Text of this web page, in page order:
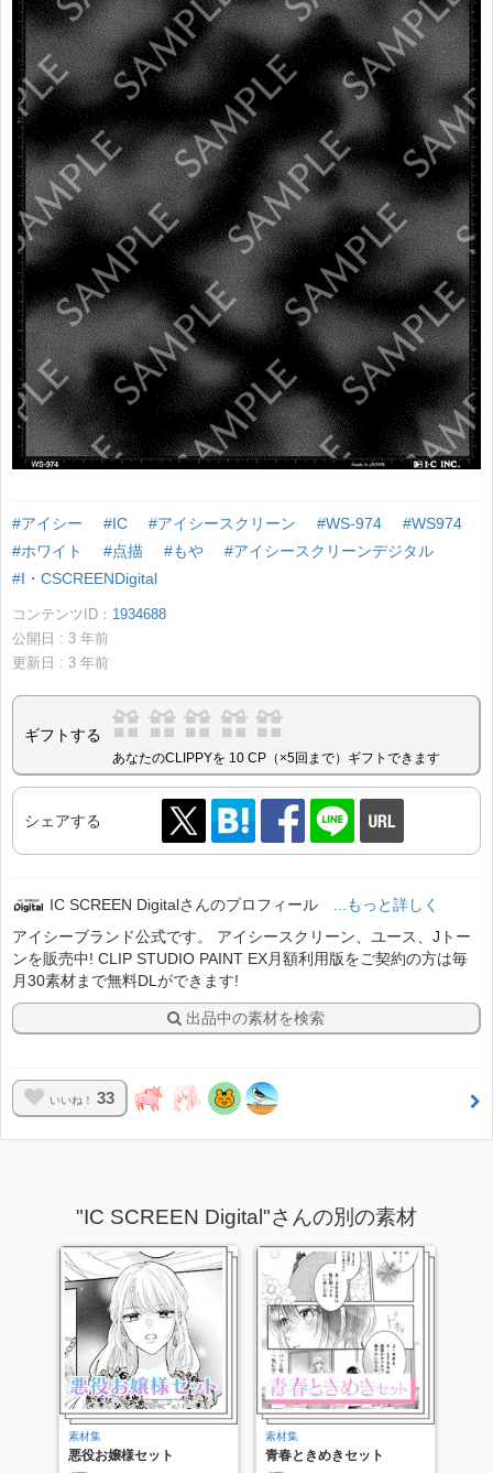
#アイシー #IC #アイシースクリーン #WS-974
#WS974
#ホワイト
#点描 #もや
#アイシースクリーンデジタル
#I・CSCREENDigital
コンテンツID： 1934688
公開日 : 3 年前
更新日 : 3 年前
ギフトする
あなたのCLIPPYを 10 CP（×5回まで）ギフトできます
シェアする
IC SCREEN Digitalさんのプロフィール
...もっと詳しく
アイシーブランド公式です。 アイシースクリーン、ユース、Jトー
ンを販売中! CLIP STUDIO PAINT EX月額利用版をご契約の方は毎
月30素材まで無料DLができます!
出品中の素材を検索
いいね！ 33
"IC SCREEN Digital"さんの別の素材
素材集
悪役お嬢様セット
素材集
青春ときめきセット